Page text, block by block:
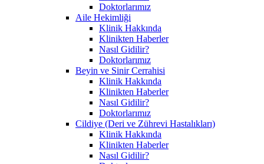
Doktorlarımız
Aile Hekimliği
Klinik Hakkında
Klinikten Haberler
Nasıl Gidilir?
Doktorlarımız
Beyin ve Sinir Cerrahisi
Klinik Hakkında
Klinikten Haberler
Nasıl Gidilir?
Doktorlarımız
Cildiye (Deri ve Zührevi Hastalıkları)
Klinik Hakkında
Klinikten Haberler
Nasıl Gidilir?